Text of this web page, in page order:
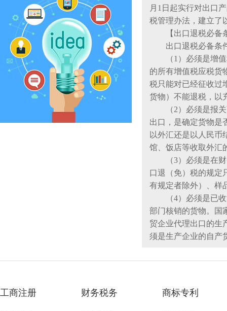
月1日起实行对出口
税管理办法，建立了
【出口退税必备
出口退税必备条
（1）必须是增值
的所有增值税应税货
税只能对已经征收过
货物）不能退税，以
（2）必须是报关
出口，是确定货物是
以外汇还是以人民币
馆、饭店等收取外汇
（3）必须是在财
口退（免）税的规定
有规定者除外）、样
（4）必须是已收
部门核销的货物。国
贸企业代理出口的生
须是生产企业的自产
工商注册 财务税务 商标专利